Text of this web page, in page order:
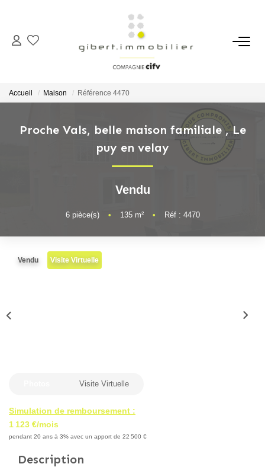
ACHETER
Maisons
Locaux Professionnels
Parkings
Immeubles
Terrains
Accueil Maison Référence 4470
Proche Vals, belle maison familiale,Le
puy en velay
Vendu
6pièce(s) • 135m² • Réf : 4470
Vendu Visite Virtuelle
Simulation de remboursement :
1 123 €/mois
pendant 20 ans à 3% avec un apport de 22 500 €
Visite Virtuelle
Description